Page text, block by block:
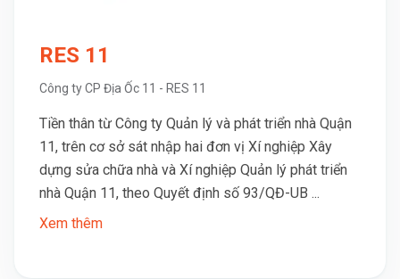
RES 11
Công ty CP Địa Ốc 11 - RES 11
Tiền thân từ Công ty Quản lý và phát triển nhà Quận
11, trên cơ sở sát nhập hai đơn vị Xí nghiệp Xây
dựng sửa chữa nhà và Xí nghiệp Quản lý phát triển
nhà Quận 11, theo Quyết định số 93/QĐ-UB ...
Xem thêm